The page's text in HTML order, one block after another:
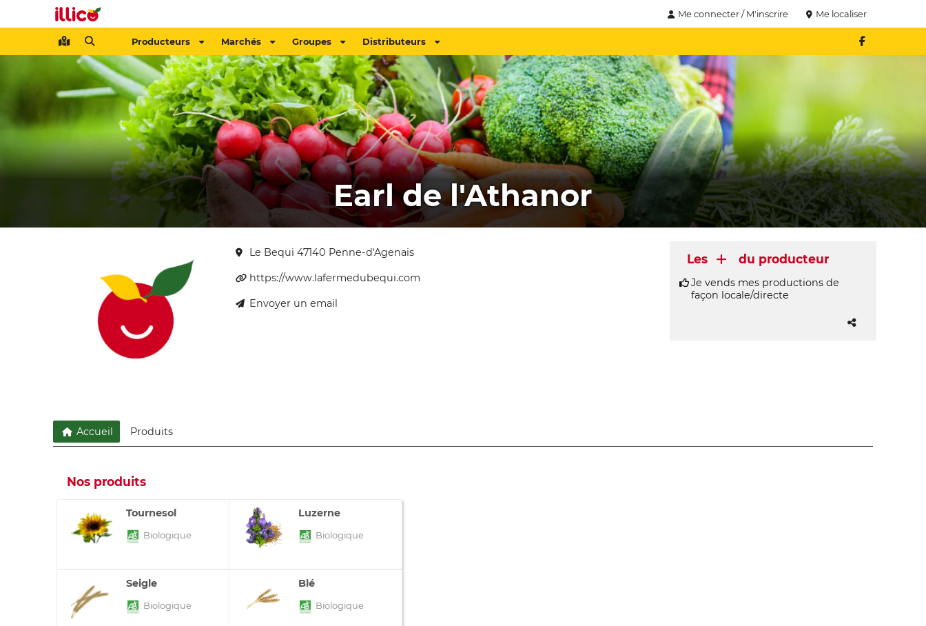
Me connecter / M'inscrire Me localiser
Producteurs Marchés Groupes Distributeurs
Earl de l'Athanor
Le Bequi 47140 Penne-d'Agenais
https://www.lafermedubequi.com
Envoyer un email
Les du producteur
Je vends mes productions de
façon locale/directe
Accueil Produits
Nos produits
Tournesol
Biologique
Luzerne
Biologique
Seigle
Biologique
Blé
Biologique